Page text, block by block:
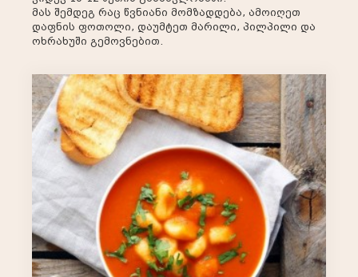
მას შემდეგ რაც წვნიანი მომზადდება, ამოიღეთ
დაფნის ფოთოლი, დაუმტეთ მარილი, პილპილი და
ოხრახუში გემოვნებით.